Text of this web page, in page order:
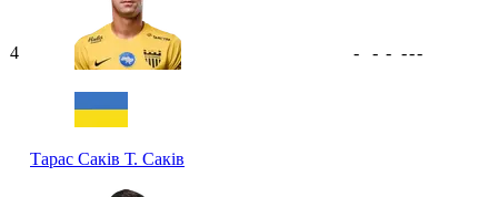
4
Тарас Саків Т. Саків
- - - ---